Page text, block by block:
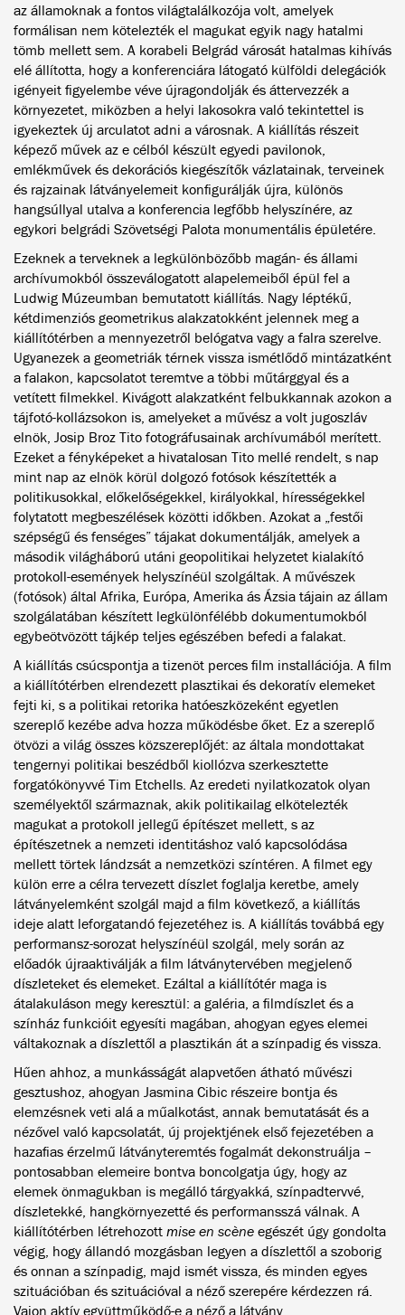
az államoknak a fontos világtalálkozója volt, amelyek
formálisan nem kötelezték el magukat egyik nagy hatalmi
tömb mellett sem. A korabeli Belgrád városát hatalmas kihívás
elé állította, hogy a konferenciára látogató külföldi delegációk
igényeit figyelembe véve újragondolják és áttervezzék a
környezetet, miközben a helyi lakosokra való tekintettel is
igyekeztek új arculatot adni a városnak. A kiállítás részeit
képező művek az e célból készült egyedi pavilonok,
emlékművek és dekorációs kiegészítők vázlatainak, terveinek
és rajzainak látványelemeit konfigurálják újra, különös
hangsúllyal utalva a konferencia legfőbb helyszínére, az
egykori belgrádi Szövetségi Palota monumentális épületére.
Ezeknek a terveknek a legkülönbözőbb magán- és állami
archívumokból összeválogatott alapelemeiből épül fel a
Ludwig Múzeumban bemutatott kiállítás. Nagy léptékű,
kétdimenziós geometrikus alakzatokként jelennek meg a
kiállítótérben a mennyezetről belógatva vagy a falra szerelve.
Ugyanezek a geometriák térnek vissza ismétlődő mintázatként
a falakon, kapcsolatot teremtve a többi műtárggyal és a
vetített filmekkel. Kivágott alakzatként felbukkannak azokon a
tájfotó-kollázsokon is, amelyeket a művész a volt jugoszláv
elnök, Josip Broz Tito fotográfusainak archívumából merített.
Ezeket a fényképeket a hivatalosan Tito mellé rendelt, s nap
mint nap az elnök körül dolgozó fotósok készítették a
politikusokkal, előkelőségekkel, királyokkal, hírességekkel
folytatott megbeszélések közötti időkben. Azokat a „festői
szépségű és fenséges” tájakat dokumentálják, amelyek a
második világháború utáni geopolitikai helyzetet kialakító
protokoll-események helyszínéül szolgáltak. A művészek
(fotósok) által Afrika, Európa, Amerika ás Ázsia tájain az állam
szolgálatában készített legkülönfélébb dokumentumokból
egybeötvözött tájkép teljes egészében befedi a falakat.
A kiállítás csúcspontja a tizenöt perces film installációja. A film
a kiállítótérben elrendezett plasztikai és dekoratív elemeket
fejti ki, s a politikai retorika hatóeszközeként egyetlen
szereplő kezébe adva hozza működésbe őket. Ez a szereplő
ötvözi a világ összes közszereplőjét: az általa mondottakat
tengernyi politikai beszédből kiollózva szerkesztette
forgatókönyvvé Tim Etchells. Az eredeti nyilatkozatok olyan
személyektől származnak, akik politikailag elkötelezték
magukat a protokoll jellegű építészet mellett, s az
építészetnek a nemzeti identitáshoz való kapcsolódása
mellett törtek lándzsát a nemzetközi színtéren. A filmet egy
külön erre a célra tervezett díszlet foglalja keretbe, amely
látványelemként szolgál majd a film következő, a kiállítás
ideje alatt leforgatandó fejezetéhez is. A kiállítás továbbá egy
performansz-sorozat helyszínéül szolgál, mely során az
előadók újraaktiválják a film látványtervében megjelenő
díszleteket és elemeket. Ezáltal a kiállítótér maga is
átalakuláson megy keresztül: a galéria, a filmdíszlet és a
színház funkcióit egyesíti magában, ahogyan egyes elemei
váltakoznak a díszlettől a plasztikán át a színpadig és vissza.
Hűen ahhoz, a munkásságát alapvetően átható művészi
gesztushoz, ahogyan Jasmina Cibic részeire bontja és
elemzésnek veti alá a műalkotást, annak bemutatását és a
nézővel való kapcsolatát, új projektjének első fejezetében a
hazafias érzelmű látványteremtés fogalmát dekonstruálja –
pontosabban elemeire bontva boncolgatja úgy, hogy az
elemek önmagukban is megálló tárgyakká, színpadtervvé,
díszletekké, hangkörnyezetté és performansszá válnak. A
kiállítótérben létrehozott mise en scène egészét úgy gondolta
végig, hogy állandó mozgásban legyen a díszlettől a szoborig
és onnan a színpadig, majd ismét vissza, és minden egyes
szituációban és szituációval a néző szerepére kérdezzen rá.
Vajon aktív együttműködő-e a néző a látvány